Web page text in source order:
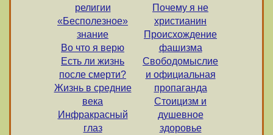
религии
«Бесполезное»
знание
Во что я верю
Есть ли жизнь
после смерти?
Жизнь в средние
века
Инфракрасный
глаз
Почему я не
христианин
Происхождение
фашизма
Свободомыслие
и официальная
пропаганда
Стоицизм и
душевное
здоровье